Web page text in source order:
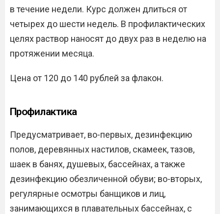
в течение недели. Курс должен длиться от
четырех до шести недель. В профилактических
целях раствор наносят до двух раз в неделю на
протяжении месяца.
Цена от 120 до 140 рублей за флакон.
Профилактика
Предусматривает, во-первых, дезинфекцию
полов, деревянных настилов, скамеек, тазов,
шаек в банях, душевых, бассейнах, а также
дезинфекцию обезличенной обуви; во-вторых,
регулярные осмотры банщиков и лиц,
занимающихся в плавательных бассейнах, с